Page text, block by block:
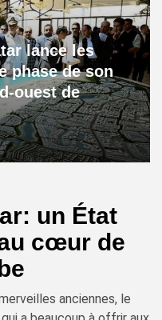
lance les
phase de son
ouest de
un État
cœur de
anciennes, le